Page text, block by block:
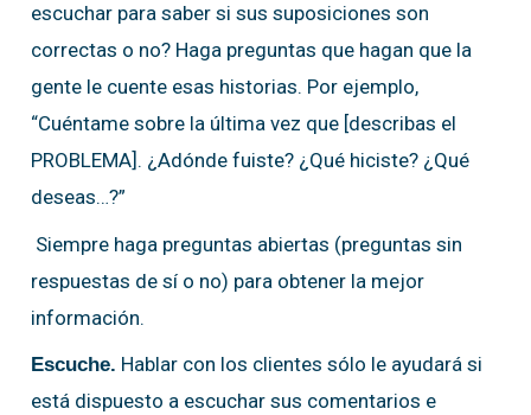
escuchar para saber si sus suposiciones son
correctas o no? Haga preguntas que hagan que la
gente le cuente esas historias. Por ejemplo,
“Cuéntame sobre la última vez que [describas el
PROBLEMA]. ¿Adónde fuiste? ¿Qué hiciste? ¿Qué
deseas…?”
Siempre haga preguntas abiertas (preguntas sin
respuestas de sí o no) para obtener la mejor
información.
Escuche. Hablar con los clientes sólo le ayudará si
está dispuesto a escuchar sus comentarios e